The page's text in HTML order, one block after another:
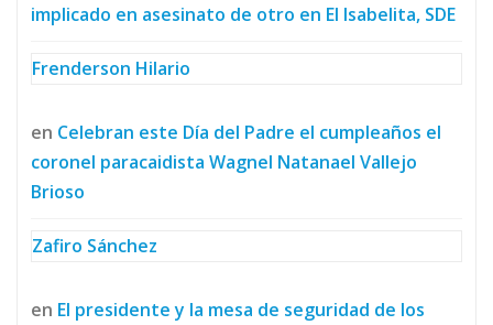
implicado en asesinato de otro en El Isabelita, SDE
Frenderson Hilario
en Celebran este Día del Padre el cumpleaños el
coronel paracaidista Wagnel Natanael Vallejo
Brioso
Zafiro Sánchez
en El presidente y la mesa de seguridad de los